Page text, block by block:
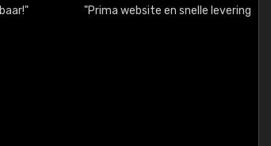
"Prima website en snelle levering na bestelling"